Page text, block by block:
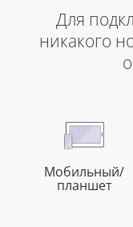
Для
никакого
Мобильный/
планшет